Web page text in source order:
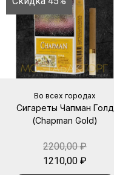
Во всех городах
Сигареты Чапман Голд
(Chapman Gold)
2200,00₽
1210,00 ₽